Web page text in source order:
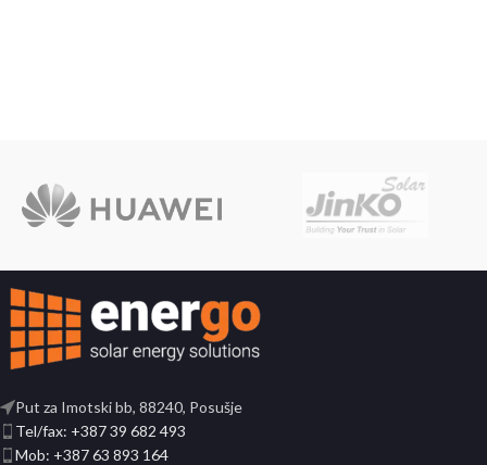
Put za Imotski bb, 88240, Posušje
Tel/fax: +387 39 682 493
Mob: +387 63 893 164